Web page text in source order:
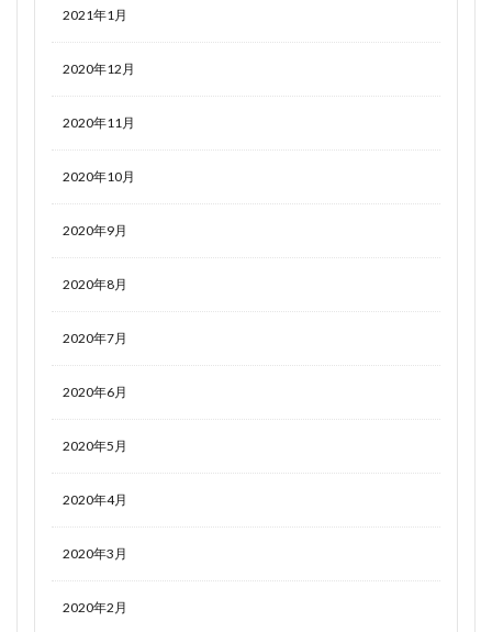
2021年1月
2020年12月
2020年11月
2020年10月
2020年9月
2020年8月
2020年7月
2020年6月
2020年5月
2020年4月
2020年3月
2020年2月